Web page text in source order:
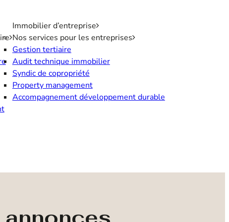
Immobilier d’entreprise
Nos services pour les entreprises
Gestion tertiaire
Audit technique immobilier
Syndic de copropriété
Property management
Accompagnement développement durable